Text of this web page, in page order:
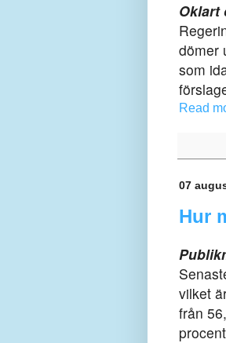
Oklart
dömer
som
Read
07
Hur
vilket
från